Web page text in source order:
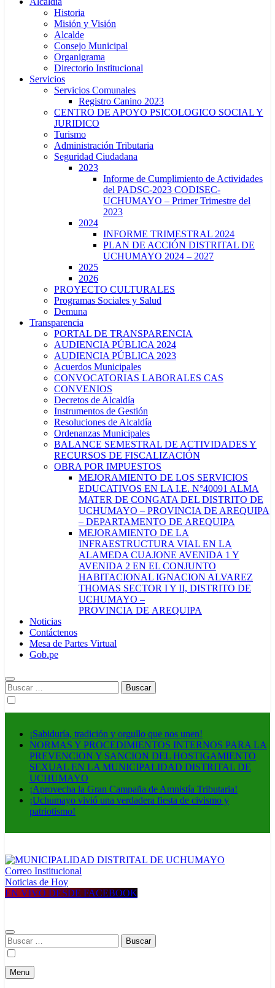
Historia
Misión y Visión
Alcalde
Consejo Municipal
Organigrama
Directorio Institucional
Servicios
Servicios Comunales
Registro Canino 2023
CENTRO DE APOYO PSICOLOGICO SOCIAL Y
JURIDICO
Turismo
Administración Tributaria
Seguridad Ciudadana
2023
Informe de Cumplimiento de Actividades
del PADSC-2023 CODISEC-
UCHUMAYO – Primer Trimestre del
2023
2024
INFORME TRIMESTRAL 2024
PLAN DE ACCIÓN DISTRITAL DE
UCHUMAYO 2024 – 2027
2025
2026
PROYECTO CULTURALES
Programas Sociales y Salud
Demuna
Transparencia
PORTAL DE TRANSPARENCIA
AUDIENCIA PÚBLICA 2024
AUDIENCIA PÚBLICA 2023
Acuerdos Municipales
CONVOCATORIAS LABORALES CAS
CONVENIOS
Decretos de Alcaldía
Instrumentos de Gestión
Resoluciones de Alcaldía
Ordenanzas Municipales
BALANCE SEMESTRAL DE ACTIVIDADES Y
RECURSOS DE FISCALIZACIÓN
OBRA POR IMPUESTOS
MEJORAMIENTO DE LOS SERVICIOS
EDUCATIVOS EN LA I.E. N°40091 ALMA
MATER DE CONGATA DEL DISTRITO DE
UCHUMAYO – PROVINCIA DE AREQUIPA
– DEPARTAMENTO DE AREQUIPA
MEJORAMIENTO DE LA
INFRAESTRUCTURA VIAL EN LA
ALAMEDA CUAJONE AVENIDA 1 Y
AVENIDA 2 EN EL CONJUNTO
HABITACIONAL IGNACION ALVAREZ
THOMAS SECTOR I Y II, DISTRITO DE
UCHUMAYO –
PROVINCIA DE AREQUIPA
Noticias
Contáctenos
Mesa de Partes Virtual
Gob.pe
Buscar:
¡Sabiduría, tradición y orgullo que nos unen!
NORMAS Y PROCEDIMIENTOS INTERNOS PARA LA
PREVENCION Y SANCION DEL HOSTIGAMIENTO
SEXUAL EN LA MUNICIPALIDAD DISTRITAL DE
UCHUMAYO
¡Aprovecha la Gran Campaña de Amnistía Tributaria!
¡Uchumayo vivió una verdadera fiesta de civismo y
patriotismo!
MUNICIPALIDAD DISTRITAL DE UCHUMAYO
Construyendo una nueva Historia
Correo Institucional
Noticias de Hoy
EN VIVO DESDE FACEBOOK
Buscar:
Menu